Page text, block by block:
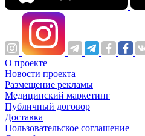
О проекте
Новости проекта
Размещение рекламы
Медицинский маркетинг
Публичный договор
Доставка
Пользовательское соглашение